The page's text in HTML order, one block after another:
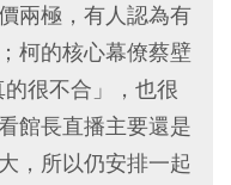
兩極，有人認為有
柯的核心幕僚蔡壁
很不合」，也很
館長直播主要還是
，所以仍安排一起